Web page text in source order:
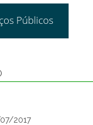
Públicos
2017